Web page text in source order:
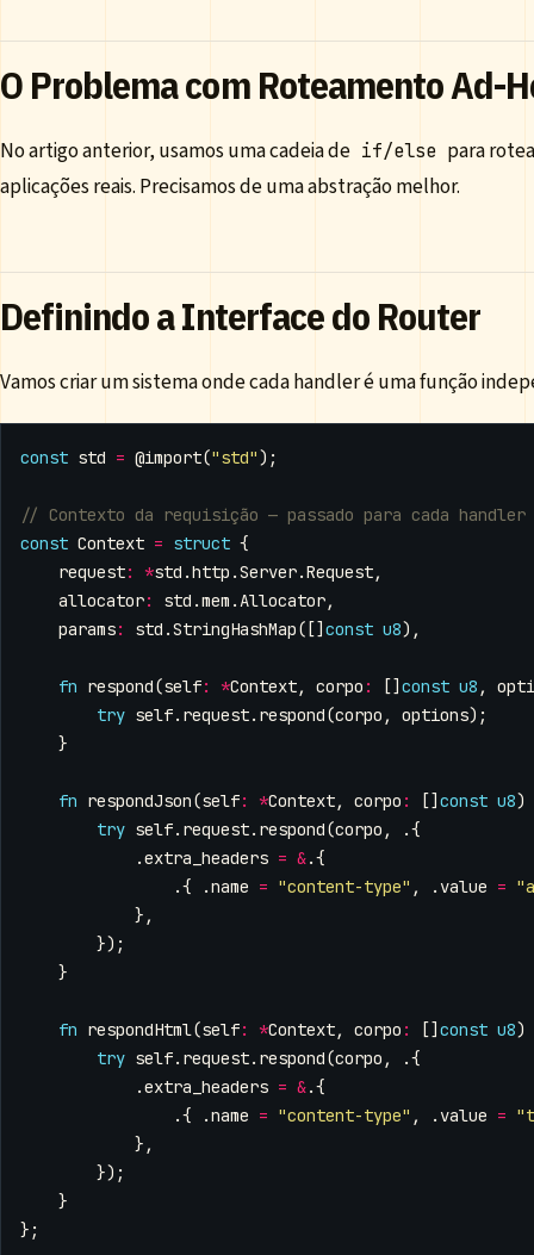
O Problema com Roteamento Ad-
No artigo anterior, usamos uma cadeia de if/else para
aplicações reais. Precisamos de uma abstração melhor.
Definindo a Interface do Router
Vamos criar um sistema onde cada handler é uma função
const std = @import("std");
const Context = struct {
request: *std .http .Server.Request,
allocator: std .mem .Allocator,
params: std .StringHashMap([] const u8),
fn respond(self: *Context, corpo : [] const u8 ,
try self. request. respond(corpo , options);
}
fn respondJson(self: *Context, corpo : [] const u8)
try self. request. respond(corpo ,
.{
.extra_headers = &.{
.{
.name = "content-type" , . value =
},
});
}
fn respondHtml(self: *Context, corpo : [] const u8)
try self. request. respond(corpo ,
.{
.extra_headers = &.{
.{
.name = "content-type" , . value =
},
});
}
};